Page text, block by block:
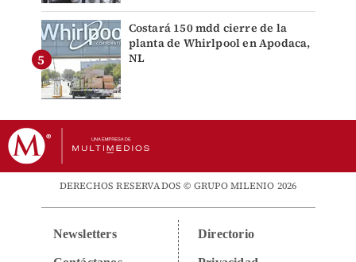
Costará 150 mdd cierre de la
planta de Whirlpool en Apodaca,
NL
DERECHOS RESERVADOS © GRUPO MILENIO 2026
Newsletters Directorio